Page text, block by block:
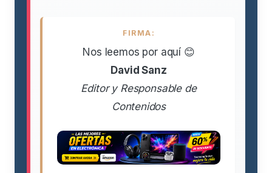
FIRMA:
Nos leemos por aquí 😊
David Sanz
Editor y Responsable de
Contenidos